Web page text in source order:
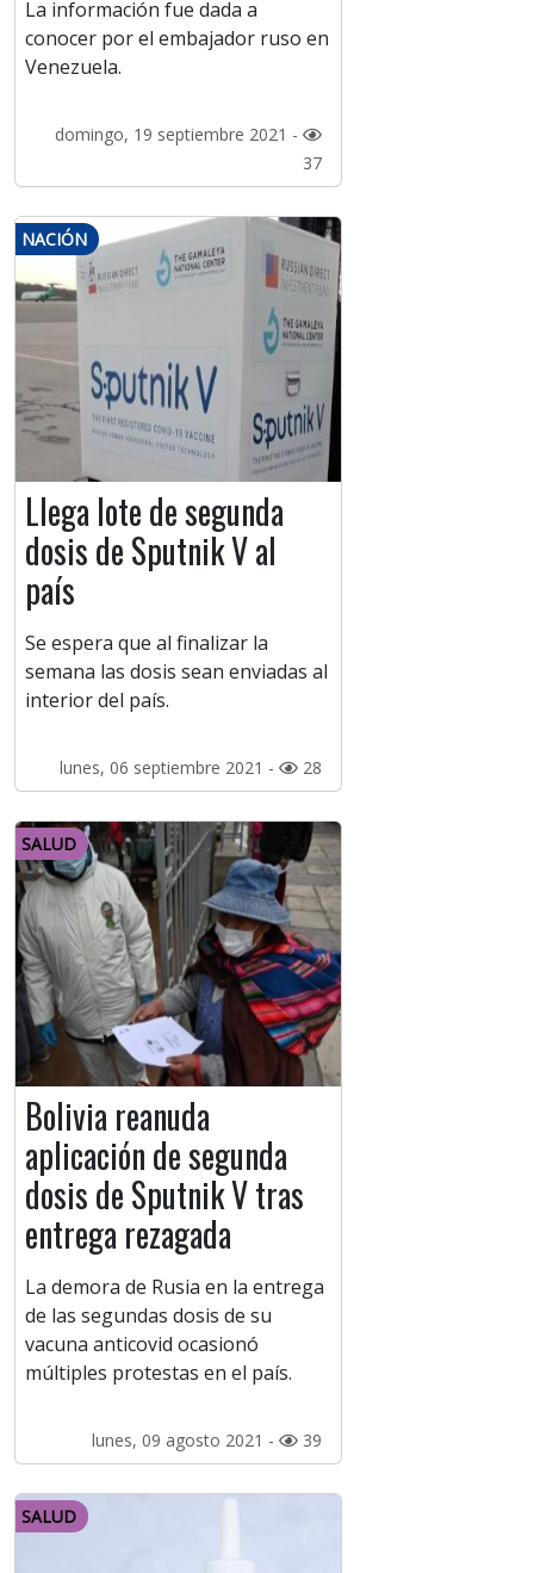
La información fue dada a
conocer por el embajador ruso en
Venezuela.
domingo, 19 septiembre 2021 -
37
NACIÓN
Llega lote de segunda
dosis de Sputnik V al
país
Se espera que al finalizar la
semana las dosis sean enviadas al
interior del país.
lunes, 06 septiembre 2021 - 28
SALUD
Bolivia reanuda
aplicación de segunda
dosis de Sputnik V tras
entrega rezagada
La demora de Rusia en la entrega
de las segundas dosis de su
vacuna anticovid ocasionó
múltiples protestas en el país.
lunes, 09 agosto 2021 - 39
SALUD